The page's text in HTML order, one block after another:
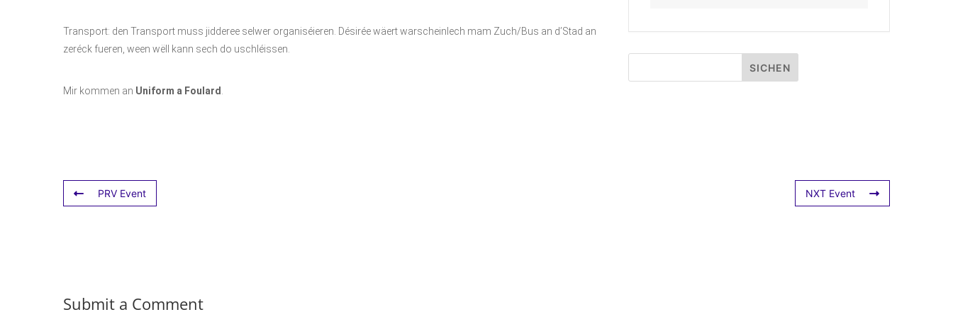
Transport: den Transport muss jidderee selwer organiséieren. Désirée wäert warscheinlech mam Zuch/Bus an d’Stad an
zeréck fueren, ween wëll kann sech do uschléissen.
Mir kommen an Uniform a Foulard
PRV Event NXT Event
Submit a Comment